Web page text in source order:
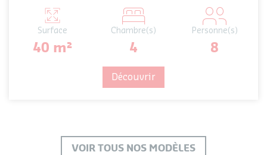
Surface
40 m²
Chambre(s)
4
Personne(s)
8
Découvrir
VOIR TOUS NOS MODÈLES